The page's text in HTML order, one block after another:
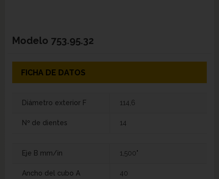
Modelo 753.95.32
FICHA DE DATOS
Diámetro exterior F 114,6
Nº de dientes 14
Eje B mm/in 1,500"
Ancho del cubo A 40